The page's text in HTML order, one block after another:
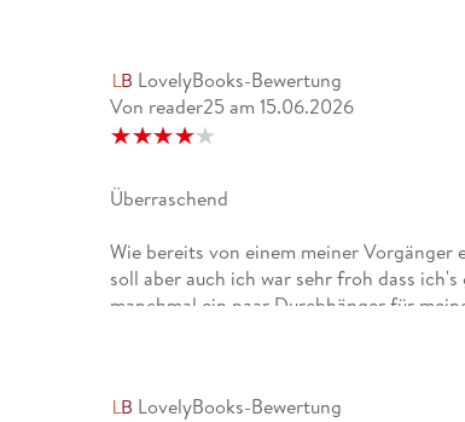
LovelyBooks-Bewertung
Von reader25am 15.06.2026
Überraschend
Wie bereits von einem meiner
soll aber auch ich war sehr froh dass
manchmal ein paar Durchhänger für
LovelyBooks-Bewertung